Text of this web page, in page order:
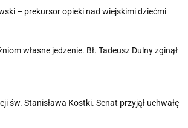
– prekursor opieki nad wiejskimi dziećmi
własne jedzenie. Bł. Tadeusz Dulny zginął
św. Stanisława Kostki. Senat przyjął uchwałę